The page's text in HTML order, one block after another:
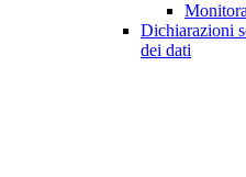
Dichiarazioni
dei dati